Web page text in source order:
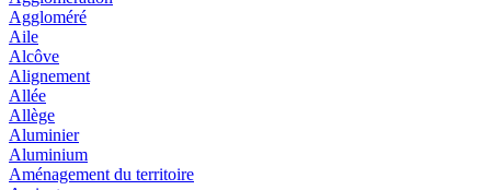
Aggloméré
Aile
Alcôve
Alignement
Allée
Allège
Aluminier
Aluminium
Aménagement du territoire